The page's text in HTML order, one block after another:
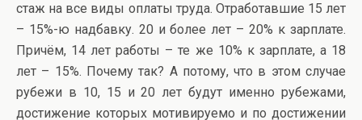
стаж на все виды оплаты труда. Отработавшие 15 лет
– 15%-ю надбавку. 20 и более лет – 20% к зарплате.
Причём, 14 лет работы – те же 10% к зарплате, а 18
лет – 15%. Почему так? А потому, что в этом случае
рубежи в 10, 15 и 20 лет будут именно рубежами,
достижение которых мотивируемо и по достижении